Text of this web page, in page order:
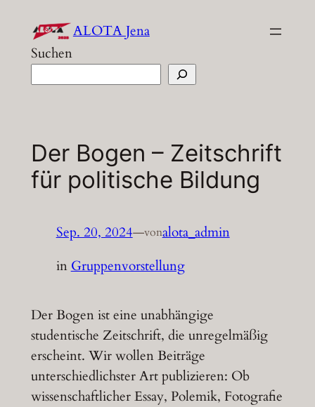
Inhalt
springen
ALOTA Jena
Suchen
Der Bogen – Zeitschrift
für politische Bildung
Sep. 20, 2024—vonalota_admin
in Gruppenvorstellung
Der Bogen ist eine unabhängige
studentische Zeitschrift, die unregelmäßig
erscheint. Wir wollen Beiträge
unterschiedlichster Art publizieren: Ob
wissenschaftlicher Essay, Polemik, Fotografie